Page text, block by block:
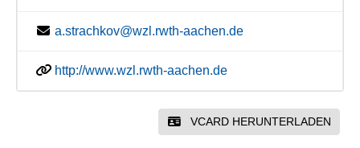
a.strachkov@wzl.rwth-aachen.de
http://www.wzl.rwth-aachen.de
VCARD HERUNTERLADEN